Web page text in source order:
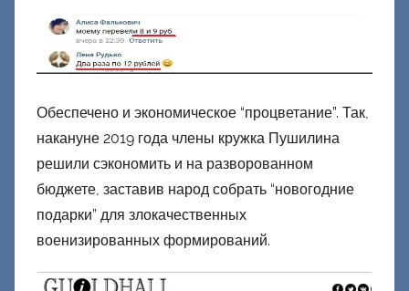
Обеспечено и экономическое “процветание”. Так,
накануне 2019 года члены кружка Пушилина
решили сэкономить и на разворованном
бюджете, заставив народ собрать “новогодние
подарки” для злокачественных
военизированных формирований.